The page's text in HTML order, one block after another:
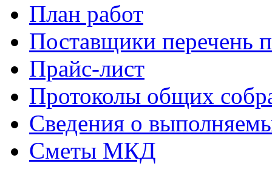
План работ
Поставщики перечень
Прайс-лист
Протоколы общих
Сведения о
Сметы МКД